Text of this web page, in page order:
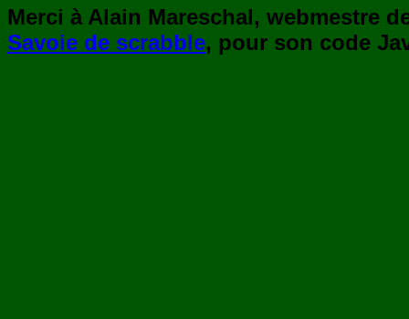
Merci à Alain Mareschal, webmestre
Savoie de scrabble, pour son code